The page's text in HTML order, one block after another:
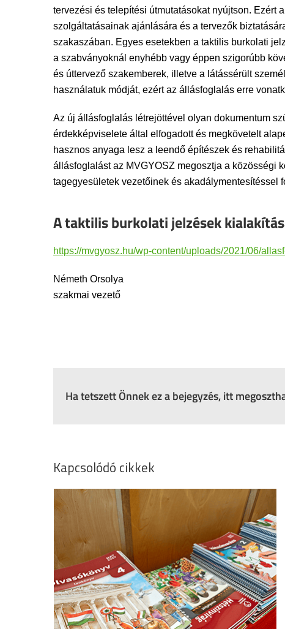
tervezési és telepítési útmutatásokat nyújtson. Ezért
szolgáltatásainak ajánlására és a tervezők
szakaszában. Egyes esetekben a taktilis burkolati
a szabványoknál enyhébb vagy éppen szigorúbb
és úttervező szakemberek, illetve a látássérült
használatuk módját, ezért az állásfoglalás erre
Az új állásfoglalás létrejöttével olyan dokumentum
érdekképviselete által elfogadott és megkövetelt
hasznos anyaga lesz a leendő építészek és
állásfoglalást az MVGYOSZ megosztja a közösségi
tagegyesületek vezetőinek és akadálymentesítéssel
A taktilis burkolati jelzések
https://mvgyosz.hu/wp-content/uploads/2021/06/
Németh Orsolya
szakmai vezető
Ha tetszett Önnek ez a bejegyzés, itt
Kapcsolódó cikkek